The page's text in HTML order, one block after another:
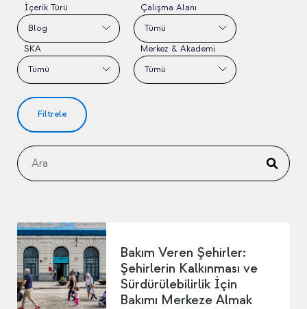
İçerik Türü
Blog
Çalışma Alanı
Tümü
SKA
Tümü
Merkez & Akademi
Tümü
Filtrele
Bakım Veren Şehirler:
Şehirlerin Kalkınması ve
Sürdürülebilirlik İçin
Bakımı Merkeze Almak